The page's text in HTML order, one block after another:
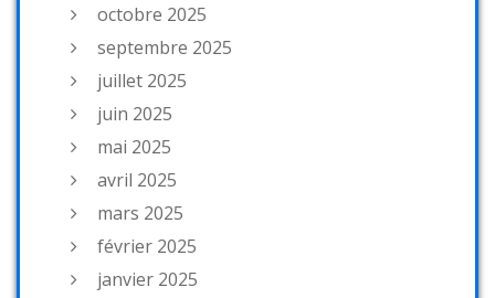
octobre 2025
septembre 2025
juillet 2025
juin 2025
mai 2025
avril 2025
mars 2025
février 2025
janvier 2025